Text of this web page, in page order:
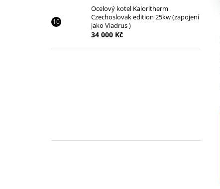
Ocelový kotel Kaloritherm
Czechoslovak edition 25kw (zapojení
jako Viadrus )
34 000 Kč